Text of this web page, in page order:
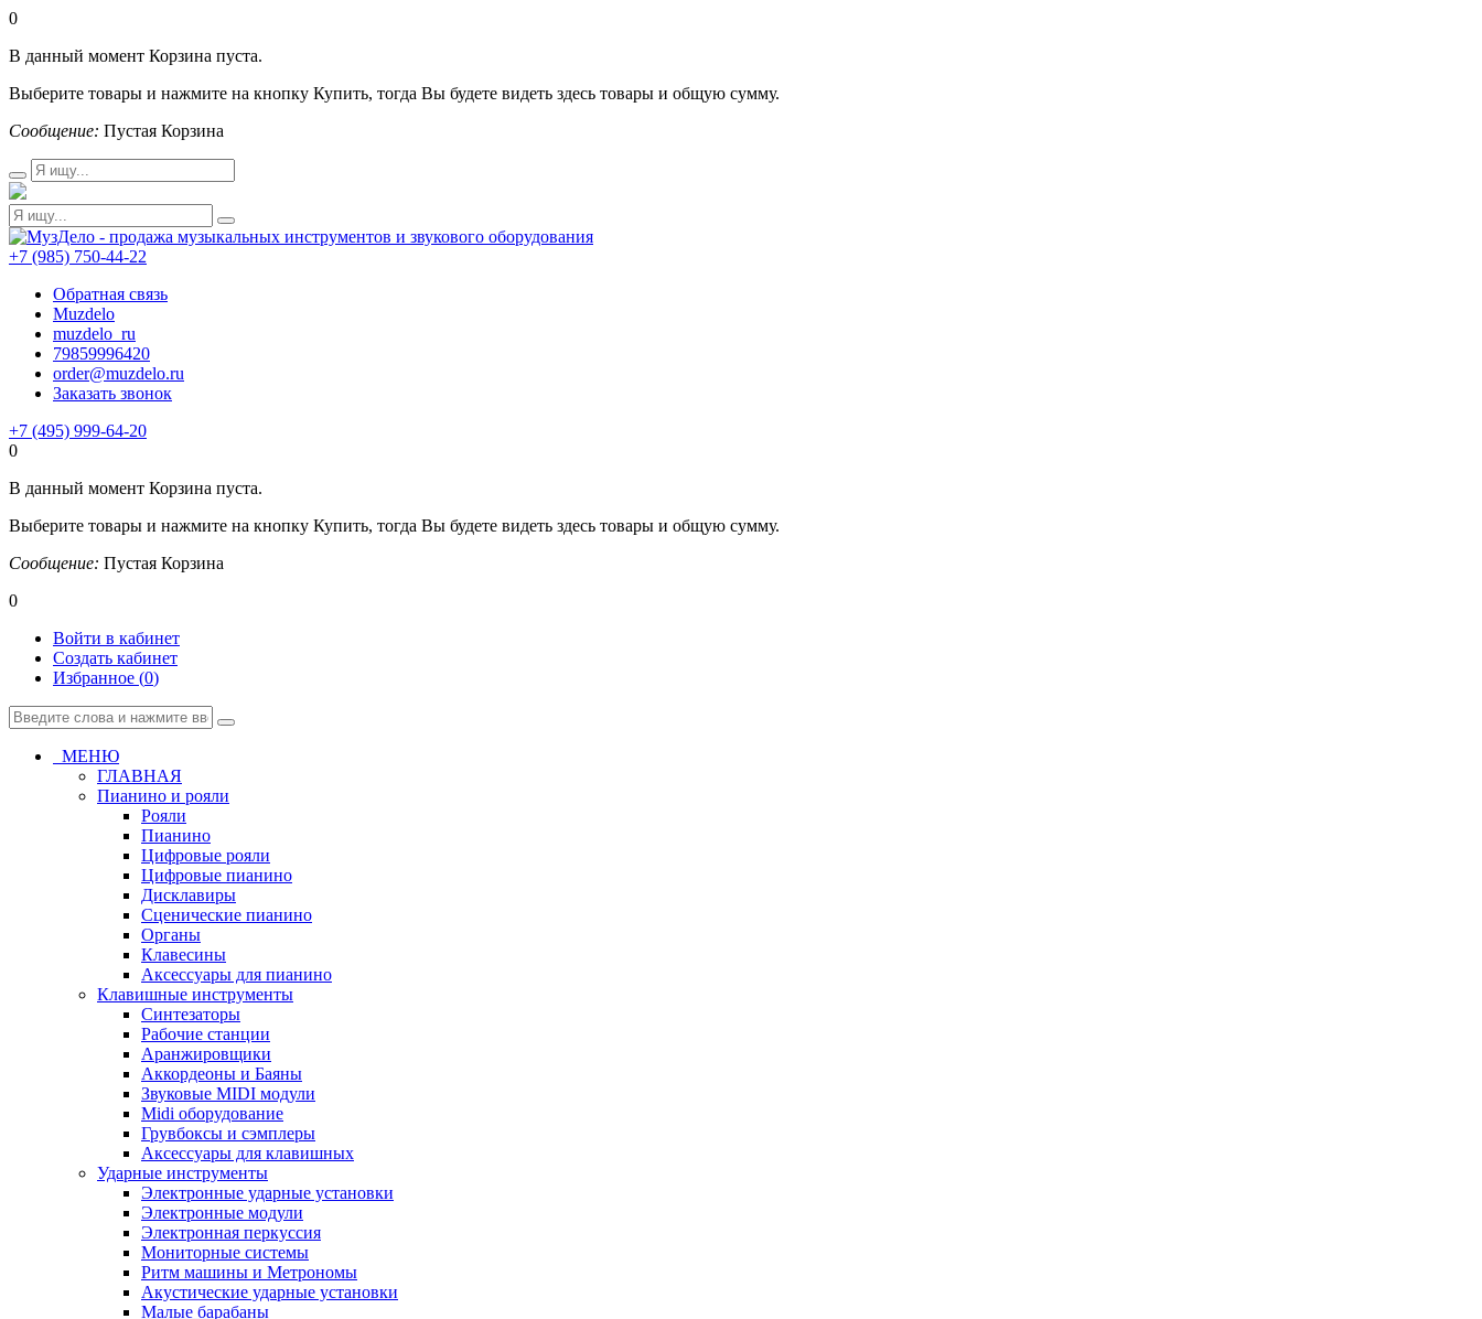
0
В данный момент Корзина пуста.
Выберите товары и нажмите на кнопку Купить, тогда Вы будете видеть здесь товары и общую сумму.
Сообщение: Пустая Корзина
+7 (985) 750-44-22
Обратная связь
Muzdelo
muzdelo_ru
79859996420
order@muzdelo.ru
Заказать звонок
+7 (495) 999-64-20
0
В данный момент Корзина пуста.
Выберите товары и нажмите на кнопку Купить, тогда Вы будете видеть здесь товары и общую сумму.
Сообщение: Пустая Корзина
0
Войти в кабинет
Создать кабинет
Избранное (0)
МЕНЮ
ГЛАВНАЯ
Пианино и рояли
Рояли
Пианино
Цифровые рояли
Цифровые пианино
Дисклавиры
Сценические пианино
Органы
Клавесины
Аксессуары для пианино
Клавишные инструменты
Синтезаторы
Рабочие станции
Аранжировщики
Аккордеоны и Баяны
Звуковые MIDI модули
Midi оборудование
Грувбоксы и сэмплеры
Аксессуары для клавишных
Ударные инструменты
Электронные ударные установки
Электронные модули
Электронная перкуссия
Мониторные системы
Ритм машины и Метрономы
Акустические ударные установки
Малые барабаны